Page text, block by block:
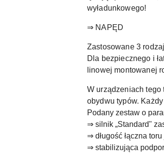
wyładunkowego!
⇒ NAPĘD
Zastosowane 3
Dla bezpiecznego i
linowej montowanej
W urządzeniach
obydwu typów.
Podany zestaw o
⇒ silnik „Standard"
⇒ długość łączna
⇒ stabilizująca